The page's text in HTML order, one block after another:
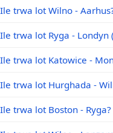
Ile trwa lot Wilno -
Ile trwa lot Ryga - Londyn
Ile trwa lot Katowice -
Ile trwa lot Hurghada -
Ile trwa lot Boston - Ryga?